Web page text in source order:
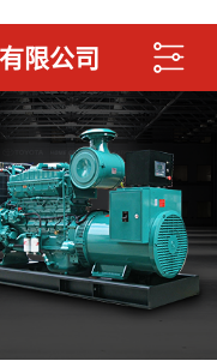
限公司